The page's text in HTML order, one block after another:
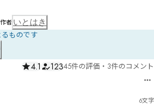
者 いとはき
ものです
4.1 12345件の評価 ・ 3件のコメント
6文字